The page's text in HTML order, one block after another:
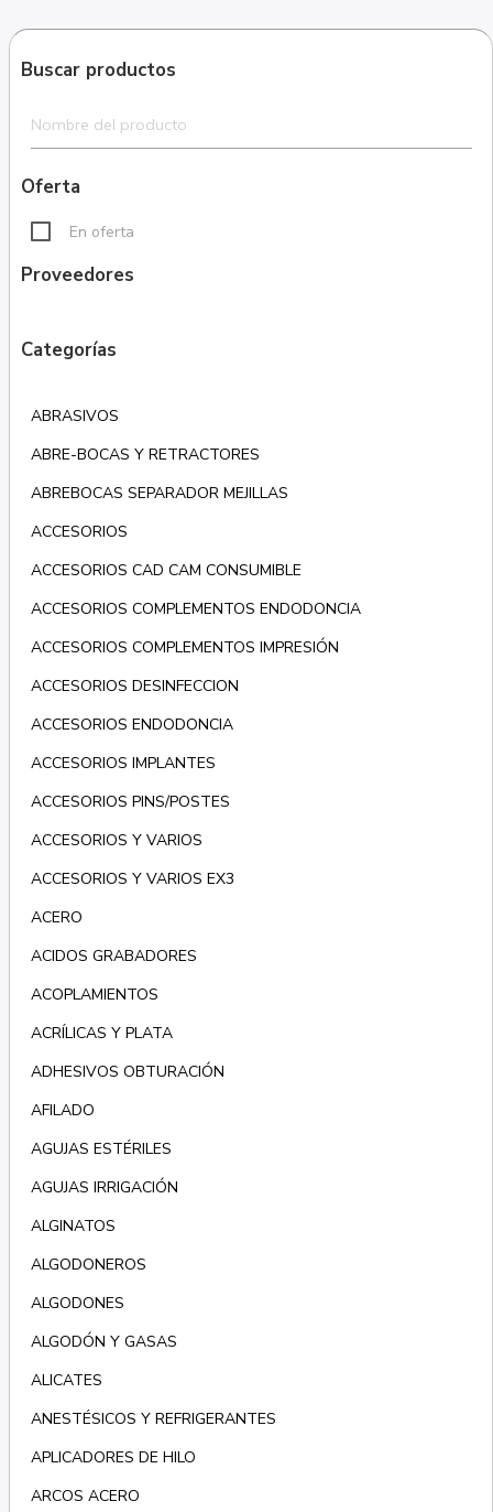
Buscar productos
Oferta
En oferta
Proveedores
Categorías
ABRASIVOS
ABRE-BOCAS Y RETRACTORES
ABREBOCAS SEPARADOR MEJILLAS
ACCESORIOS
ACCESORIOS CAD CAM CONSUMIBLE
ACCESORIOS COMPLEMENTOS ENDODONCIA
ACCESORIOS COMPLEMENTOS IMPRESIÓN
ACCESORIOS DESINFECCION
ACCESORIOS ENDODONCIA
ACCESORIOS IMPLANTES
ACCESORIOS PINS/POSTES
ACCESORIOS Y VARIOS
ACCESORIOS Y VARIOS EX3
ACERO
ACIDOS GRABADORES
ACOPLAMIENTOS
ACRÍLICAS Y PLATA
ADHESIVOS OBTURACIÓN
AFILADO
AGUJAS ESTÉRILES
AGUJAS IRRIGACIÓN
ALGINATOS
ALGODONEROS
ALGODONES
ALGODÓN Y GASAS
ALICATES
ANESTÉSICOS Y REFRIGERANTES
APLICADORES DE HILO
ARCOS ACERO